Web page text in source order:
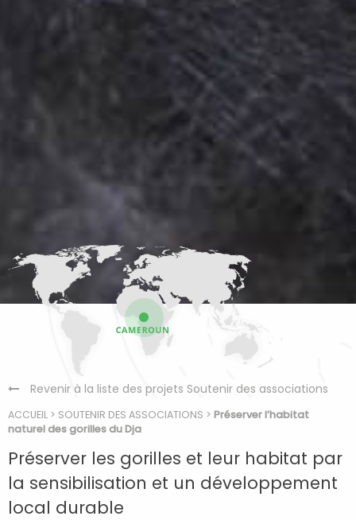
Revenir à la liste des projets Soutenir des associations
ACCUEIL > SOUTENIR DES ASSOCIATIONS > Préserver l’habitat
naturel des gorilles du Dja
Préserver les gorilles et leur habitat par
la sensibilisation et un développement
local durable